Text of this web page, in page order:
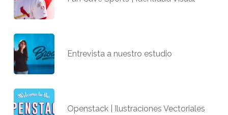
Entrevista a nuestro estudio
Openstack | Ilustraciones Vectoriales